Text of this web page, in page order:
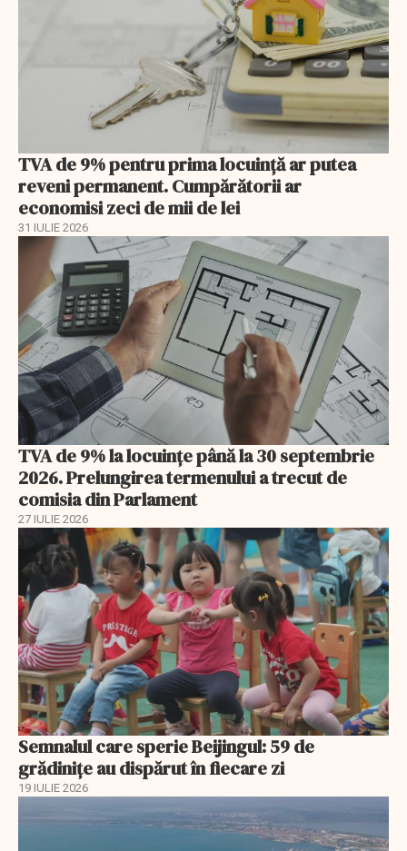
TVA de 9% pentru prima locuință ar putea
reveni permanent. Cumpărătorii ar
economisi zeci de mii de lei
31 IULIE 2026
TVA de 9% la locuințe până la 30 septembrie
2026. Prelungirea termenului a trecut de
comisia din Parlament
27 IULIE 2026
Semnalul care sperie Beijingul: 59 de
grădinițe au dispărut în fiecare zi
19 IULIE 2026